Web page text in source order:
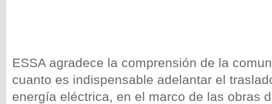
ESSA agradece la comprensión de la
cuanto es indispensable adelantar el
energía eléctrica, en el marco de las obras